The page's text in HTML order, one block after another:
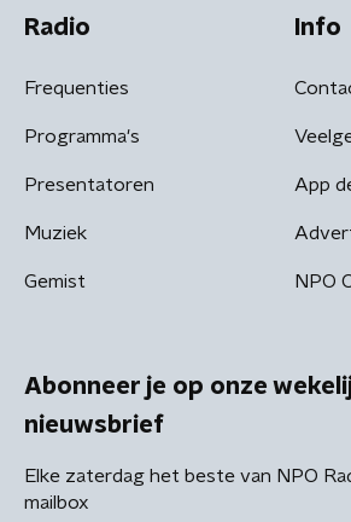
Radio
Frequenties
Programma's
Presentatoren
Muziek
Gemist
Info
App
NPO
Abonneer je op onze
nieuwsbrief
Elke zaterdag het beste van NPO
mailbox